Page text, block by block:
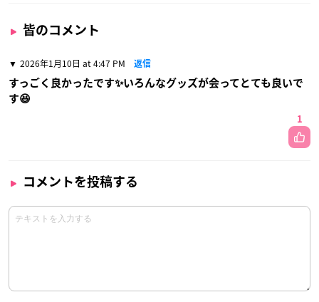
皆のコメント
2026年1月10日 at 4:47 PM 返信
すっごく良かったです✨いろんなグッズが会ってとても良いで
す😆
1
コメントを投稿する